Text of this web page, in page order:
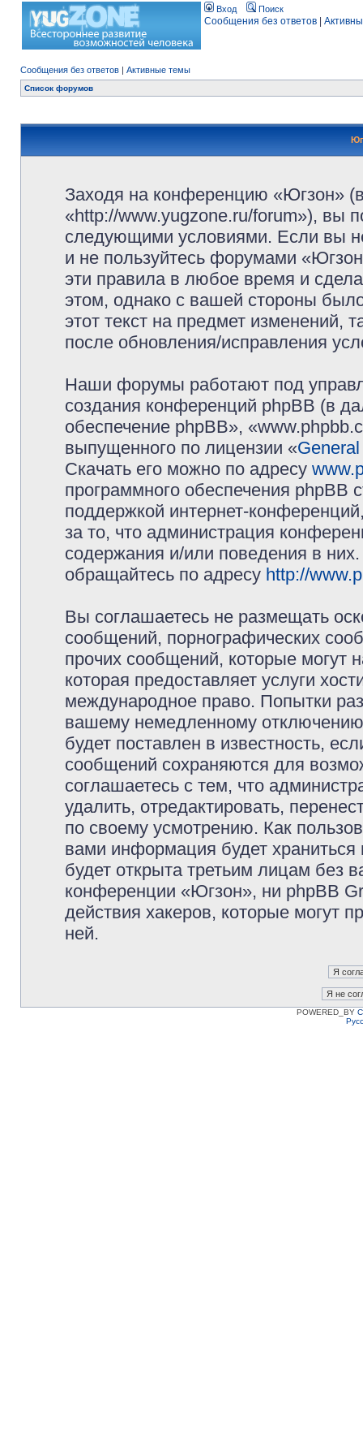
Вход Поиск
Сообщения без ответов
Сообщения без ответов | Активные темы
Список форумов
Заходя на конференцию «Югзон»
«http://www.yugzone.ru/forum»), вы
следующими условиями. Если вы
и не пользуйтесь форумами
эти правила в любое время и
этом, однако с вашей стороны
этот текст на предмет изменений,
после обновления/исправления
Наши форумы работают под
создания конференций phpBB (в
обеспечение phpBB»,
выпущенного по лицензии «
Скачать его можно по адресу
программного обеспечения phpBB
поддержкой интернет-
за то, что администрация
содержания и/или поведения в
обращайтесь по адресу http://
Вы соглашаетесь не размещать
сообщений, порнографических
прочих сообщений, которые могут
которая предоставляет услуги
международное право. Попытки
вашему немедленному
будет поставлен в известность,
сообщений сохраняются для
соглашаетесь с тем, что
удалить, отредактировать,
по своему усмотрению. Как
вами информация будет
будет открыта третьим лицам без
конференции «Югзон», ни phpBB
действия хакеров, которые могут
ней.
POWERED_BY